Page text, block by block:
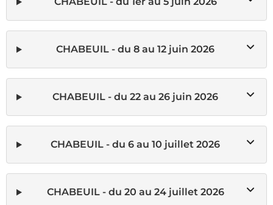
CHABEUIL - du 8 au 12 juin 2026
CHABEUIL - du 22 au 26 juin 2026
CHABEUIL - du 6 au 10 juillet 2026
CHABEUIL - du 20 au 24 juillet 2026